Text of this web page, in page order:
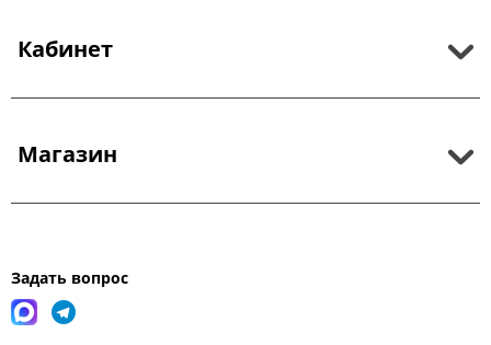
Кабинет
Магазин
Задать вопрос